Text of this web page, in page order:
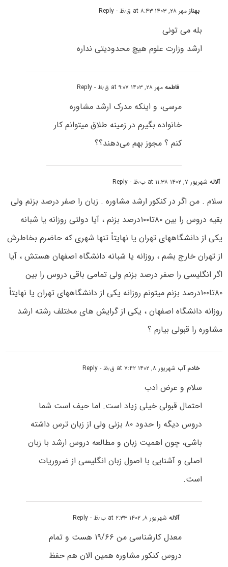
بهنازمهر ۲۸, ۱۴۰۳ at ۸:۴۳ ق٫ظ - Reply
بله می تونی
ارشد وزارت علوم هیچ محدودیتی نداره
فاطمهمهر ۲۸, ۱۴۰۳ at ۹:۰۷ ق٫ظ - Reply
مرسی، و اینکه مدرک ارشد مشاوره
خانواده بگیرم در زمینه طلاق میتوانم کار
کنم ؟ مجوز بهم می‌دهند؟؟
آلالهشهریور ۷, ۱۴۰۲ at ۱۱:۳۸ ب٫ظ - Reply
سلام . من اگر در کنکور ارشد مشاوره . زبان را صفر درصد بزنم ولی
بقیه دروس را بین ۸۰تا۱۰۰درصد بزنم ، آیا دولتی روزانه یا شبانه
یکی از دانشگاههای تهران یا نهایتاً تنها شهری که حاضرم بخاطرش
از تهران خارج بشم ، روزانه یا شبانه دانشگاه اصفهان هستش ، آیا
اگر انگلیسی را صفر درصد بزنم ولی تمامی باقی دروس را بین
۸۰تا۱۰۰درصد بزنم میتونم روزانه یکی از دانشگاههای تهران یا نهایتاً
روزانه دانشگاه اصفهان ، یکی از گرایش های مختلف رشته ارشد
مشاوره را قبولی بیارم ؟
خادم آب شهریور ۸, ۱۴۰۲ at ۷:۴۲ ق٫ظ - Reply
سلام و عرض ادب
احتمال قبولی خیلی زیاد است. اما حیف است شما
دروس دیگه را حدود ۸۰ بزنی ولی از زبان ترس داشته
باشی، چون اهمیت زبان و مطالعه دروس ارشد با زبان
اصلی و آشنایی با اصول زبان انگلیسی از ضروریات
است.
آلالهشهریور ۸, ۱۴۰۲ at ۲:۳۳ ب٫ظ - Reply
معدل کارشناسی من ۱۹/۶۶ هست و تمام
دروس کنکور مشاوره همین الان هم حفظ